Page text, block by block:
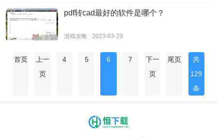
pdf转cad最好的软件是哪个？
游戏攻略 2023-03-29
首页
上一
页
4 5 6 7
下一
页
尾页
共
129
条